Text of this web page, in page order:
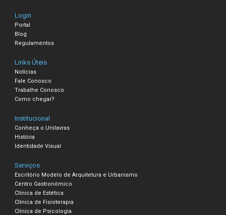
Login
Portal
Blog
Regulamentos
Links Úteis
Notícias
Fale Conosco
Trabalhe Conosco
Como chegar?
Institucional
Conheça o Unilavras
História
Identidade Visual
Serviços
Escritório Modelo de Arquitetura e Urbanismo
Centro Gastronômico
Clínica de Estética
Clínica de Fisioterapia
Clínica de Psicologia